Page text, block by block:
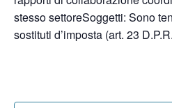
stesso settoreSoggetti: Sono
sostituti d’imposta (art. 23